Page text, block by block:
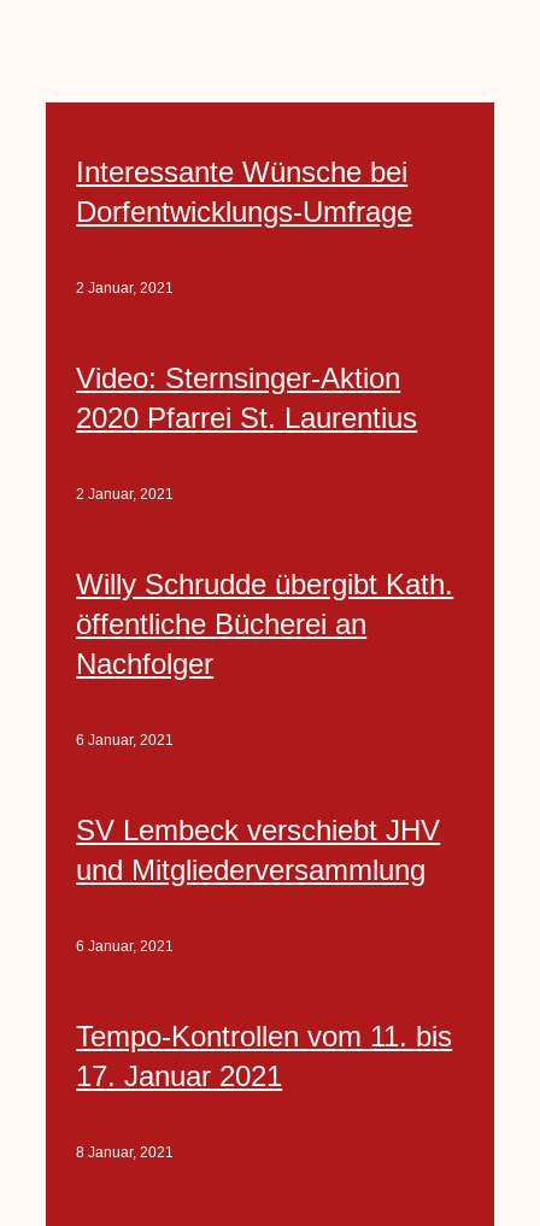
Interessante Wünsche bei
Dorfentwicklungs-Umfrage
2 Januar, 2021
Video: Sternsinger-Aktion
2020 Pfarrei St. Laurentius
2 Januar, 2021
Willy Schrudde übergibt Kath.
öffentliche Bücherei an
Nachfolger
6 Januar, 2021
SV Lembeck verschiebt JHV
und Mitgliederversammlung
6 Januar, 2021
Tempo-Kontrollen vom 11. bis
17. Januar 2021
8 Januar, 2021